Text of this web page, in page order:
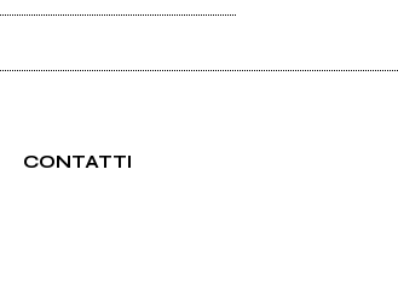
CONTATTI